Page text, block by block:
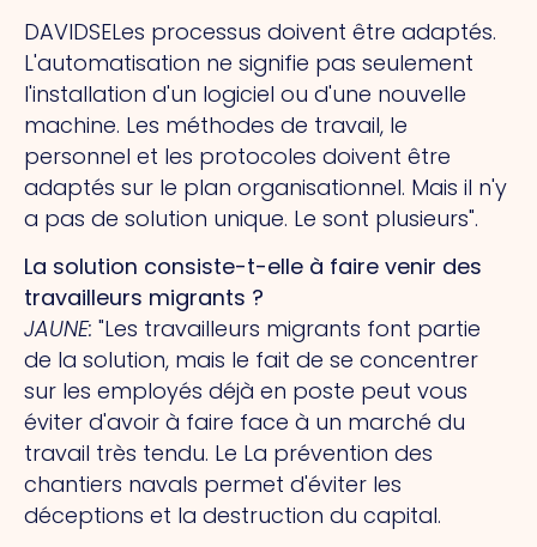
DAVIDSELes processus doivent être adaptés.
L'automatisation ne signifie pas seulement
l'installation d'un logiciel ou d'une nouvelle
machine. Les méthodes de travail, le
personnel et les protocoles doivent être
adaptés sur le plan organisationnel. Mais il n'y
a pas de solution unique. Le sont plusieurs".
La solution consiste-t-elle à faire venir des
travailleurs migrants ?
JAUNE: "Les travailleurs migrants font partie
de la solution, mais le fait de se concentrer
sur les employés déjà en poste peut vous
éviter d'avoir à faire face à un marché du
travail très tendu. Le La prévention des
chantiers navals permet d'éviter les
déceptions et la destruction du capital.